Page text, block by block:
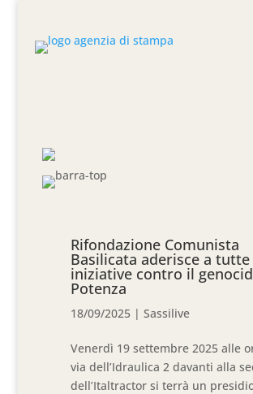
Rifondazione Comunista
Basilicata aderisce a tutte
iniziative contro il
Potenza
18/09/2025 |Sassilive
Venerdì 19 settembre 2025 alle
via dell’Idraulica 2 davanti alla
dell’Italtractor si terrà un